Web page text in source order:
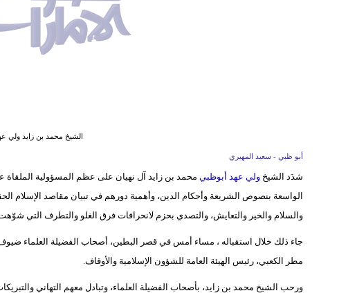
الشيخ محمد بن زايد ولي
أبو ظبي - سعيد المهيري
شدَد الشيخ ولي عهد أبوظبيمحمد بن زايد آل نهيان على عظم المسؤولية الملقاة
الواسعة بنصوص الشريعة وأحكام الدين، وأهمية دورهم في تبيان مقاصد الإسلام
والسلام والخير والتعايش، والتصدي بحزم لانحرافات فرق الغلو والتطرف التي
جاء ذلك خلال استقباله ، مساء أمس في قصر البطين، أصحاب الفضيلة العلماء ضيوف
مطر الكعبي، رئيس الهيئة العامة للشؤون الإسلامية والأوقاف.
ورحب الشيخ محمد بن زايد، بأصحاب الفضيلة العلماء، وتبادل معهم التهاني